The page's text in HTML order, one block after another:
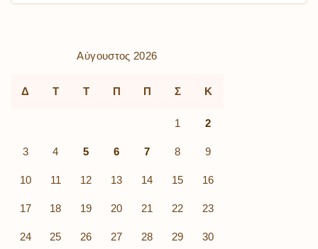
Αύγουστος 2026
Δ Τ Τ Π Π Σ Κ
1 2
3 4 5 6 7 8 9
10 11 12 13 14 15 16
17 18 19 20 21 22 23
24 25 26 27 28 29 30